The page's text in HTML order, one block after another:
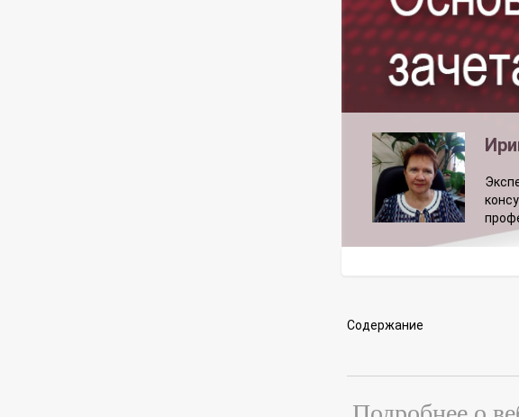
Содержание